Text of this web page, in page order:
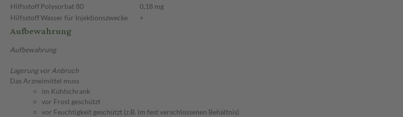
HilfsstoffPolysorbat 80
0,18 mg
HilfsstoffWasser für Injektionszwecke +
Aufbewahrung
Aufbewahrung
Lagerung vor Anbruch
Das Arzneimittel muss
im Kühlschrank
vor Frost geschützt
vor Feuchtigkeit geschützt (z.B. im fest verschlossenen Behältnis)